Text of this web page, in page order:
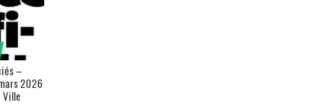
–
2026
Ville